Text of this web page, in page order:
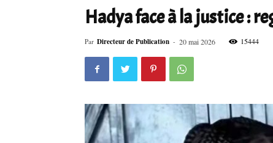
Hadya face à la justice :
Par Directeur de Publication - 20 mai 2026 15444